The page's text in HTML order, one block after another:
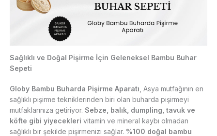
Sağlıklı ve Doğal Pişirme İçin Geleneksel Bambu Buhar
Sepeti
Globy Bambu Buharda Pişirme Aparatı , Asya mutfağının en
sağlıklı pişirme tekniklerinden biri olan buharda pişirmeyi
mutfaklarınıza getiriyor. Sebze, balık, dumpling, tavuk ve
köfte gibi yiyecekleri vitamin ve mineral kaybı olmadan
sağlıklı bir şekilde pişirmenizi sağlar. %100 doğal bambu